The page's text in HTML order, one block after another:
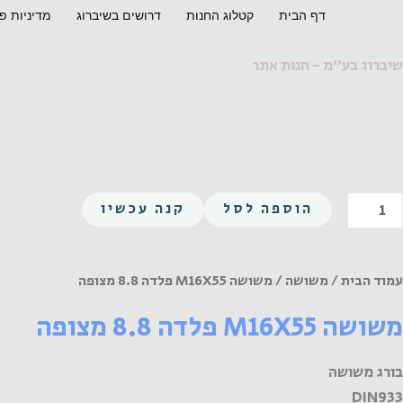
דף הבית קטלוג החנות דרושים בשיברוג מדיניות
שיברוג בע"מ - חנות אתר
כמות
של
M16X55
8.8
הוספה לסל קנה עכשיו
עמוד הבית/משושה/ משושה M16X55 פלדה 8.8 מצופה
משושה M16X55 פלדה 8.8 מצופה
בורג משושה
DIN933